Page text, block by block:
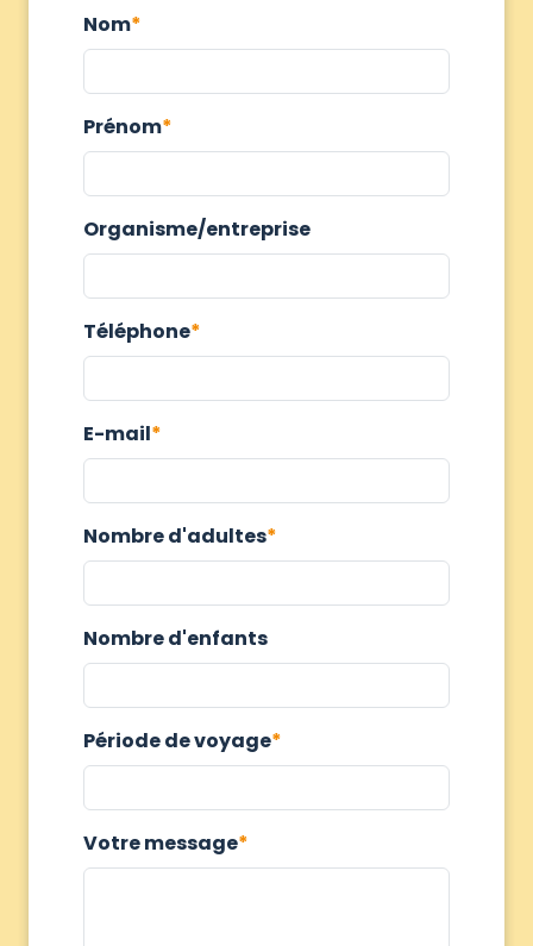
Nom
Prénom
Organisme/entreprise
Téléphone
E-mail
Nombre d'adultes
Nombre d'enfants
Période de voyage
Votre message